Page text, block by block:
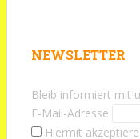
NEWSLETTER
Bleib informiert mit
E-Mail-Adresse
Hiermit